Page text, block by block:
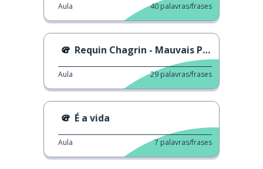
Aula 40 palavras/frases
Requin Chagrin - Mauvais Présage Tubarão Chagrin
Aula 29 palavras/frases
É a vida
Aula 7 palavras/frases